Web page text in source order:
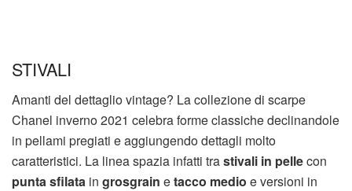
STIVALI
Amanti del dettaglio vintage? La collezione di scarpe
Chanel inverno 2021 celebra forme classiche declinandole
in pellami pregiati e aggiungendo dettagli molto
caratteristici. La linea spazia infatti trastivali in pellecon
punta sfilata in grosgrain etacco medio e versioni in